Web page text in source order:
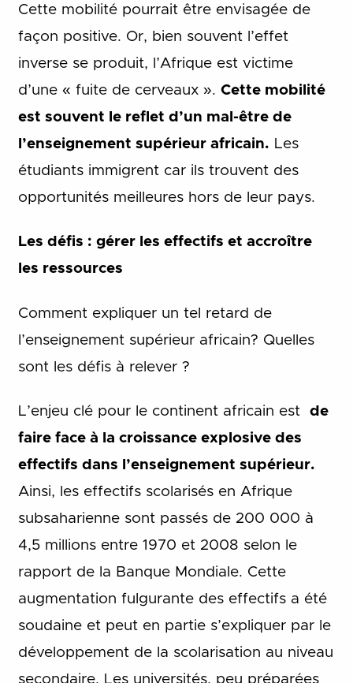
Cette mobilité pourrait être envisagée de
façon positive. Or, bien souvent l’effet
inverse se produit, l’Afrique est victime
d’une « fuite de cerveaux ». Cette mobilité
est souvent le reflet d’un mal-être de
l’enseignement supérieur africain. Les
étudiants immigrent car ils trouvent des
opportunités meilleures hors de leur pays.
Les défis : gérer les effectifs et accroître
les ressources
Comment expliquer un tel retard de
l’enseignement supérieur africain? Quelles
sont les défis à relever ?
L’enjeu clé pour le continent africain est de
faire face à la croissance explosive des
effectifs dans l’enseignement supérieur.
Ainsi, les effectifs scolarisés en Afrique
subsaharienne sont passés de 200 000 à
4,5 millions entre 1970 et 2008 selon le
rapport de la Banque Mondiale. Cette
augmentation fulgurante des effectifs a été
soudaine et peut en partie s’expliquer par le
développement de la scolarisation au niveau
secondaire. Les universités, peu préparées